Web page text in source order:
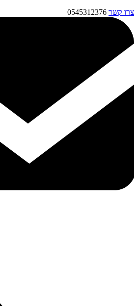
צרו קשר 0545312376